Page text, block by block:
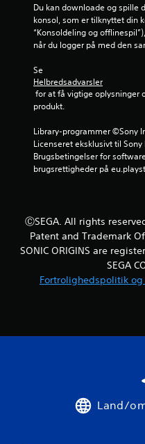
Du kan downloade og spille
konsol, som er tilknyttet din
“Konsoldeling og
når du logger på med den
Se
Helbredsadvarsler
produkt.
Library-programmer ©Sony
Licenseret eksklusivt til
Brugsbetingelser for
brugsrettigheder på
ⒸSEGA. All rights
Patent and Trademark
SONIC ORIGINS are
SEGA
Fortrolighedspolitik
Land/